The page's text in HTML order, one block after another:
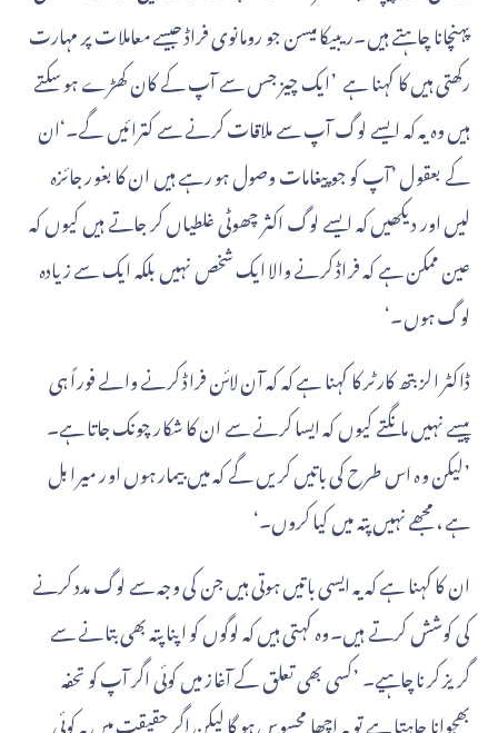
پہنچانا چاہتے ہیں۔ریبیکا میسن جو رومانوی فراڈ جیسے معاملات پر مہارت
رکھتی ہیں کا کہنا ہے ’ایک چیز جس سے آپ کے کان کھڑے ہو سکتے
ہیں وہ یہ کہ ایسے لوگ آپ سے ملاقات کرنے سے کترائیں گے۔‘ان
کے بعقول ’آپ کو جو پیغامات وصول ہو رہے ہیں ان کا بغور جائزہ
لیں اور دیکھیں کہ ایسے لوگ اکثر چھوٹی غلطیاں کر جاتے ہیں کیوں کہ
عین ممکن ہے کہ فراڈ کرنے والا ایک شخص نہیں بلکہ ایک سے زیادہ
لوگ ہوں۔‘
ڈاکٹر الزبتھ کارٹر کا کہنا ہے کہ کہ آن لائن فراڈ کرنے والے فوراً ہی
پیسے نہیں مانگتے کیوں کہ ایسا کرنے سے ان کا شکار چونک جاتا ہے۔
’لیکن وہ اس طرح کی باتیں کریں گے کہ میں بیمار ہوں اور میرا بل
ہے، مجھے نہیں پتہ میں کیا کروں۔‘
ان کا کہنا ہے کہ یہ ایسی باتیں ہوتی ہیں جن کی وجہ سے لوگ مدد کرنے
کی کوشش کرتے ہیں۔وہ کہتی ہیں کہ لوگوں کو اپنا پتہ بھی بتانے سے
گریز کرنا چاہیے۔ ’کسی بھی تعلق کے آغاز میں کوئی اگر آپ کو تحفہ
بھجوانا چاہتا ہے تو یہ اچھا محسوس ہو گا لیکن اگر حقیقت میں یہ کوئی